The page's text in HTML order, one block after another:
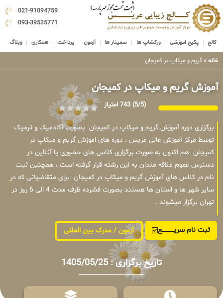
021-91094759
093-39535771
کالج پکیج اموزشی ورکشاپ ها سمینار ها آزمون پرداخت همکاری وبلاگ
خانه » گریم و میکاپ در کمیجان
آموزش گریم و میکاپ در کمیجان
(5/5) 743 امتیاز
برگزاری دوره آموزش گریم و میکاپ در کمیجان بصورت آکادمیک و ترمیک
توسط مرکز آموزش عالی عریس ، دوره های اموزش گریم و میکاپ در
کمیجان هم اکنون به صورت برگزاری کلاس های حضوری یا آنلاین در
دسترس عموم علاقه مندان به این رشته قرار گرفته است ، همچنین ثبت
نام در کلاس های آموزش گریم و میکاپ در کمیجان برای متقاضیانی که در
سایر شهر ها و استان ها هستند بصورت فشرده ظرف مدت 4 الی 6 روز در
تهران برگزار میشوند .
ثبت نام سریــــــــــــع آزمون / مدرک بین المللی
تاریخ برگزاری : 1405/05/25